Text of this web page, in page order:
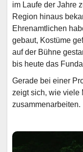
im Laufe der Jahre
Region hinaus
Ehrenamtlichen
gebaut, Kostüme
auf der Bühne
bis heute das
Gerade bei einer
zeigt sich, wie viele
zusammenarbeiten.